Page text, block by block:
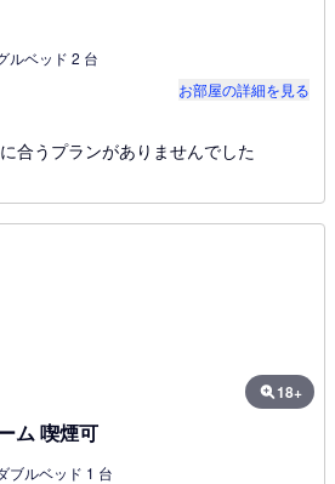
ルベッド 2 台
お部屋の詳細を見る
合うプランがありませんでした
18+
ム 喫煙可
ブルベッド 1 台